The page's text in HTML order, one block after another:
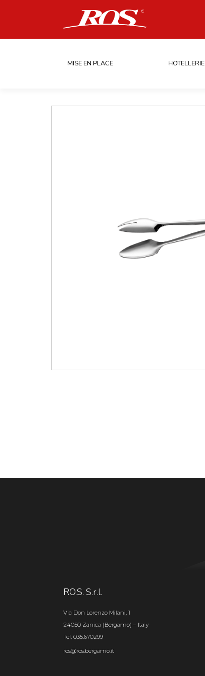
MISE EN PLACE HOTELLERIE
RO.S. S.r.l.
Via Don Lorenzo Milani, 1
24050 Zanica (Bergamo) – Italy
Tel. 035.670299
ros@ros.bergamo.it